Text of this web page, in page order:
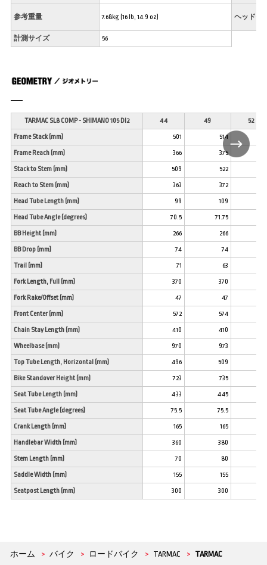
参考重量 7.68kg (16 lb, 14.9 oz) ヘッドセ
計測サイズ 56
TARMAC SL8 COMP - SHIMANO 105 DI2 44 49 52
Frame Stack (mm) 501 514
Frame Reach (mm) 366 375
Stack to Stem (mm) 509 522
Reach to Stem (mm) 363 372
Head Tube Length (mm) 99 109
Head Tube Angle (degrees) 70.5 71.75
BB Height (mm) 266 266
BB Drop (mm) 74 74
Trail (mm) 71 63
Fork Length, Full (mm) 370 370
Fork Rake/Offset (mm) 47 47
Front Center (mm) 572 574
Chain Stay Length (mm) 410 410
Wheelbase (mm) 970 973
Top Tube Length, Horizontal (mm) 496 509
Bike Standover Height (mm) 723 735
Seat Tube Length (mm) 433 445
Seat Tube Angle (degrees) 75.5 75.5
Crank Length (mm) 165 165
Handlebar Width (mm) 360 380
Stem Length (mm) 70 80
Saddle Width (mm) 155 155
Seatpost Length (mm) 300 300
ホーム > バイク > ロードバイク > TARMAC > TARMAC